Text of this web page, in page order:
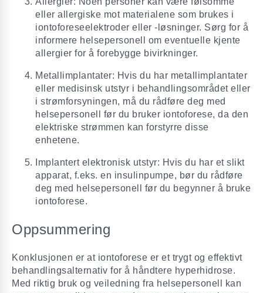
eller allergiske mot materialene som brukes i
iontoforeseelektroder eller -løsninger. Sørg for å
informere helsepersonell om eventuelle kjente
allergier for å forebygge bivirkninger.
Metallimplantater: Hvis du har metallimplantater
eller medisinsk utstyr i behandlingsområdet eller
i strømforsyningen, må du rådføre deg med
helsepersonell før du bruker iontoforese, da den
elektriske strømmen kan forstyrre disse
enhetene.
Implantert elektronisk utstyr: Hvis du har et slikt
apparat, f.eks. en insulinpumpe, bør du rådføre
deg med helsepersonell før du begynner å bruke
iontoforese.
Oppsummering
Konklusjonen er at iontoforese er et trygt og effektivt
behandlingsalternativ for å håndtere hyperhidrose.
Med riktig bruk og veiledning fra helsepersonell kan